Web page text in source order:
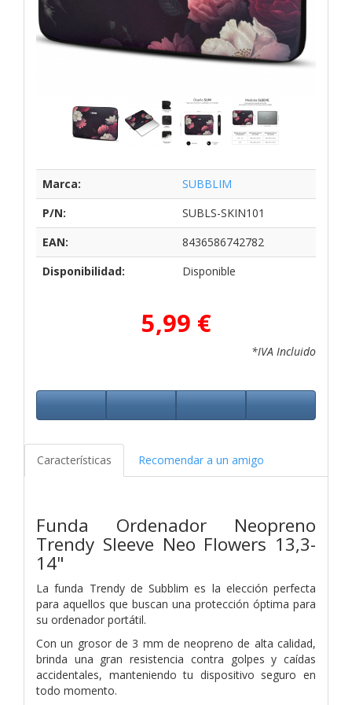
Marca:
SUBBLIM
P/N:
SUBLS-SKIN101
EAN:
8436586742782
Disponibilidad:
Disponible
5,99 €
*IVA Incluido
Características Recomendar a un amigo
Funda Ordenador Neopreno
Trendy Sleeve Neo Flowers 13,3-
14"
La funda Trendy de Subblim es la elección perfecta
para aquellos que buscan una protección óptima para
su ordenador portátil.
Con un grosor de 3 mm de neopreno de alta calidad,
brinda una gran resistencia contra golpes y caídas
accidentales, manteniendo tu dispositivo seguro en
todo momento.